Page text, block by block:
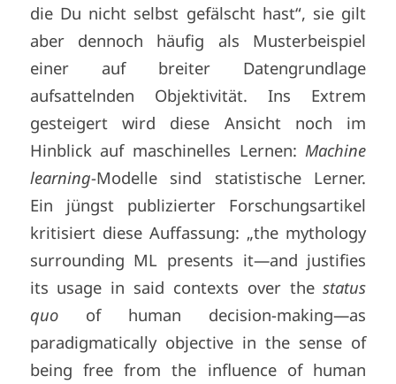
die Du nicht selbst gefälscht hast“, sie gilt
aber dennoch häufig als Musterbeispiel
einer auf breiter Datengrundlage
aufsattelnden Objektivität. Ins Extrem
gesteigert wird diese Ansicht noch im
Hinblick auf maschinelles Lernen: Machine
learning-Modelle sind statistische Lerner.
Ein jüngst publizierter Forschungsartikel
kritisiert diese Auffassung: „the mythology
surrounding ML presents it—and justifies
its usage in said contexts over thestatus
quoof human decision-making—as
paradigmatically objective in the sense of
being free from the influence of human